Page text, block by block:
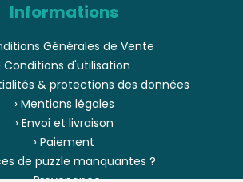
Informations
Générales de Vente
Conditions d'utilisation
& protections des données
› Mentions légales
› Envoi et livraison
› Paiement
de puzzle manquantes ?